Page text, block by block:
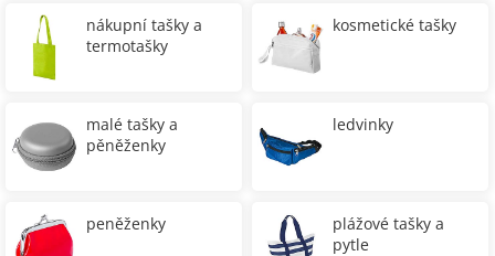
nákupní tašky a
termotašky
kosmetické tašky
malé tašky a
pěněženky
ledvinky
peněženky
plážové tašky a
pytle